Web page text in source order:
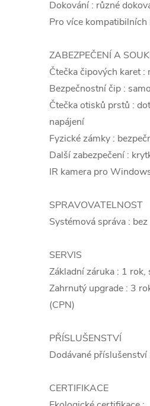
Dokování : různé
Pro více
ZABEZPEČENÍ A
Čtečka čipových karet :
Bezpečnostní čip :
Čtečka otisků prstů :
napájení
Fyzické zámky :
Další zabezpečení :
IR kamera pro
SPRAVOVATELNOST
Systémová správa :
SERVIS
Základní záruka : 1
Zahrnutý upgrade : 3
(CPN)
PŘÍSLUŠENSTVÍ
Dodávané příslušenství
CERTIFIKACE